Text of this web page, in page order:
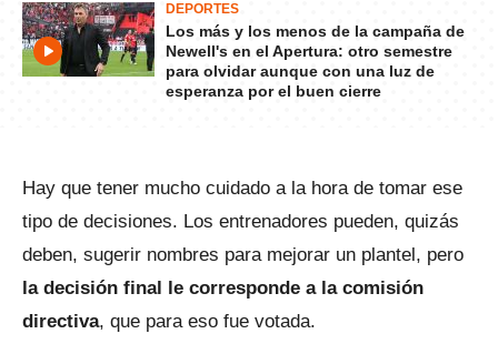
DEPORTES
Los más y los menos de la campaña de
Newell's en el Apertura: otro semestre
para olvidar aunque con una luz de
esperanza por el buen cierre
Hay que tener mucho cuidado a la hora de tomar ese
tipo de decisiones. Los entrenadores pueden, quizás
deben, sugerir nombres para mejorar un plantel, pero
la decisión final le corresponde a la comisión
directiva, que para eso fue votada.